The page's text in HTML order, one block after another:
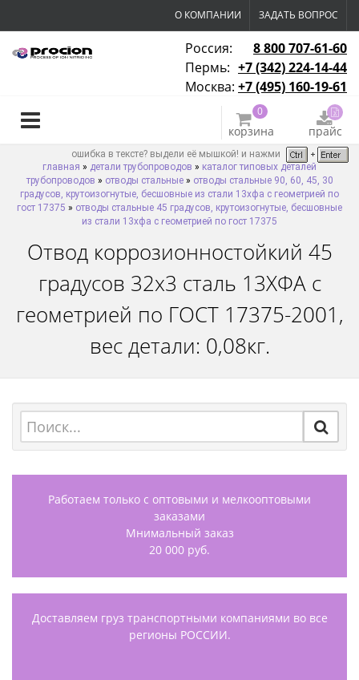
О КОМПАНИИ ЗАДАТЬ ВОПРОС
Россия:
8 800 707-61-60
Пермь: +7 (342) 224-14-44
Москва: +7 (495) 160-19-61
0
корзина прайс
ошибка в тексте? выдели её мышкой! и нажми
главная » детали трубопроводов » каталог типовых деталей
трубопроводов » отводы стальные» отводы стальные 90, 60, 45, 30
градусов, крутоизогнутые, бесшовные из стали 13хфа с геометрией по
гост 17375 » отводы стальные 45 градусов, крутоизогнутые, бесшовные
из стали 13хфа с геометрией по гост 17375
Отвод коррозионностойкий 45
градусов 32х3 сталь 13ХФА с
геометрией по ГОСТ 17375-2001,
вес детали: 0,08кг.
Работаем только с оптовыми и мелкооптовыми
заказами
Мнимальный заказ
20 000 руб.
Доставляем груз транспортными компаниями во все
регионы РОССИИ.